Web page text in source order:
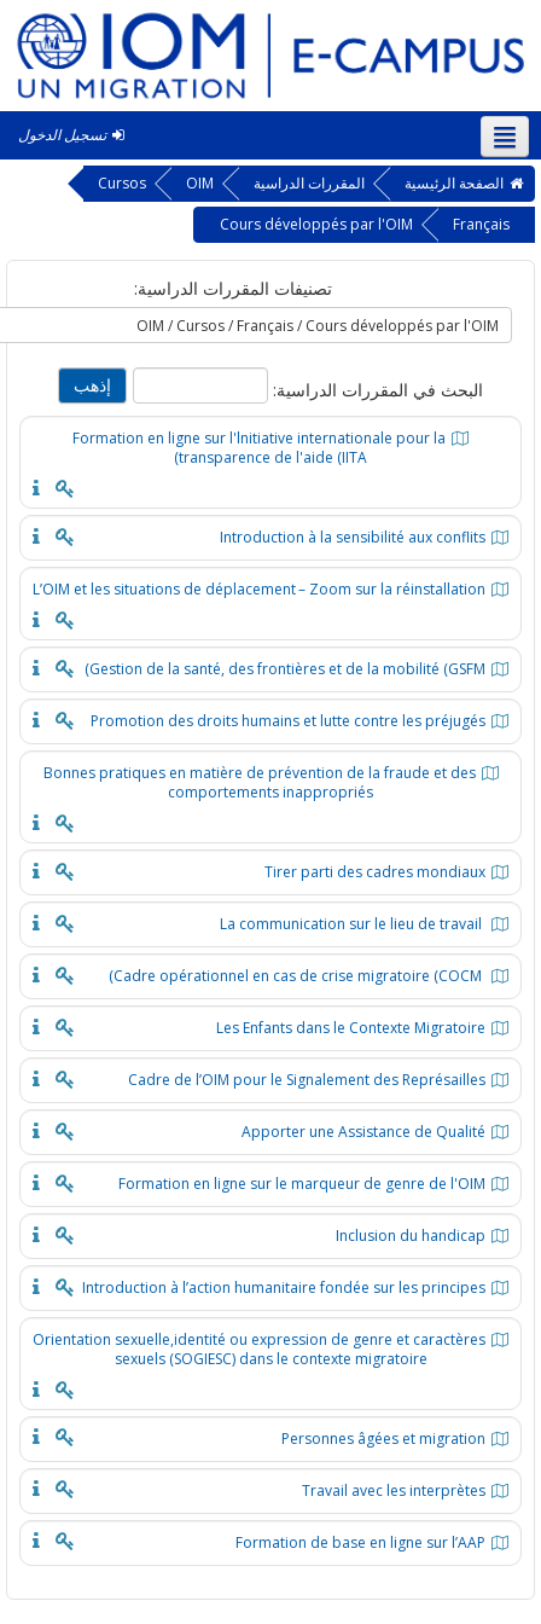
تسجيل الدخول
الرئيسية المقررات الدراسية OIM
Cursos
Cours développés par l'OIM
تصنيفات المقررات الدراسية:
في المقررات الدراسية:
Formation en ligne sur l'lnitiative internationale pour la
transparence de l'aide (IITA)
Introduction à la sensibilité aux
L’OIM et les situations de déplacement – Zoom sur la
Gestion de la santé, des frontières et de la mobilité
Promotion des droits humains et lutte contre les
Bonnes pratiques en matière de prévention de la fraude et des
comportements inappropriés
Tirer parti des cadres
Les Enfants dans le Contexte
Cadre de l’OIM pour le Signalement des
Apporter une Assistance de
Formation en ligne sur le marqueur de genre de
Inclusion du
Introduction à l’action humanitaire fondée sur les
Orientation sexuelle,identité ou expression de genre et
sexuels (SOGIESC) dans le contexte migratoire
Personnes âgées et
Travail avec les
Formation de base en ligne sur